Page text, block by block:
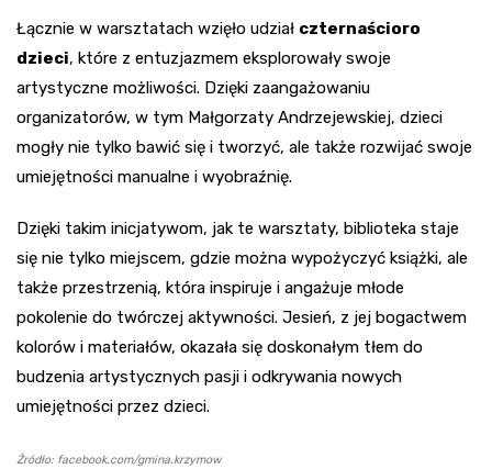
Łącznie w warsztatach wzięło udział czternaścioro
dzieci, które z entuzjazmem eksplorowały swoje
artystyczne możliwości. Dzięki zaangażowaniu
organizatorów, w tym Małgorzaty Andrzejewskiej, dzieci
mogły nie tylko bawić się i tworzyć, ale także rozwijać swoje
umiejętności manualne i wyobraźnię.
Dzięki takim inicjatywom, jak te warsztaty, biblioteka staje
się nie tylko miejscem, gdzie można wypożyczyć książki, ale
także przestrzenią, która inspiruje i angażuje młode
pokolenie do twórczej aktywności. Jesień, z jej bogactwem
kolorów i materiałów, okazała się doskonałym tłem do
budzenia artystycznych pasji i odkrywania nowych
umiejętności przez dzieci.
Źródło: facebook.com/gmina.krzymow